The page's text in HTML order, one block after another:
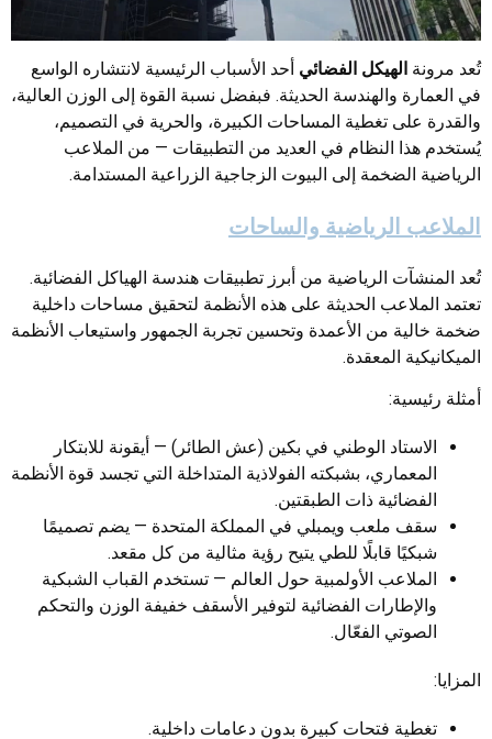
تُعد مرونة الهيكل الفضائي أحد الأسباب الرئيسية لانتشاره الواسع
في العمارة والهندسة الحديثة. فبفضل نسبة القوة إلى الوزن العالية،
والقدرة على تغطية المساحات الكبيرة، والحرية في التصميم،
يُستخدم هذا النظام في العديد من التطبيقات — من الملاعب
الرياضية الضخمة إلى البيوت الزجاجية الزراعية المستدامة.
الملاعب الرياضية والساحات
تُعد المنشآت الرياضية من أبرز تطبيقات هندسة الهياكل الفضائية.
تعتمد الملاعب الحديثة على هذه الأنظمة لتحقيق مساحات داخلية
ضخمة خالية من الأعمدة وتحسين تجربة الجمهور واستيعاب الأنظمة
الميكانيكية المعقدة.
أمثلة رئيسية:
الاستاد الوطني في بكين (عش الطائر) — أيقونة للابتكار
المعماري، بشبكته الفولاذية المتداخلة التي تجسد قوة الأنظمة
الفضائية ذات الطبقتين.
سقف ملعب ويمبلي في المملكة المتحدة — يضم تصميمًا
شبكيًا قابلًا للطي يتيح رؤية مثالية من كل مقعد.
الملاعب الأولمبية حول العالم — تستخدم القباب الشبكية
والإطارات الفضائية لتوفير الأسقف خفيفة الوزن والتحكم
الصوتي الفعّال.
المزايا:
تغطية فتحات كبيرة بدون دعامات داخلية.